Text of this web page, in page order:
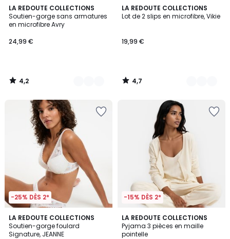
LA REDOUTE COLLECTIONS
Soutien-gorge sans armatures
en microfibre Avry
24,99 €
4,2
/ 5
3
Couleurs
4,2
/
LA REDOUTE COLLECTIONS
Lot de 2 slips en microfibre, Vikie
19,99 €
4,7
/ 5
3
Couleurs
4,7
/
-25% DÈS 2*
LA REDOUTE COLLECTIONS
Soutien-gorge foulard
Signature, JEANNE
4,6
/ 5
3
Couleurs
-15% DÈS 2*
LA REDOUTE COLLECTIONS
Pyjama 3 pièces en maille
pointelle
4,7
/ 5
2
Couleurs